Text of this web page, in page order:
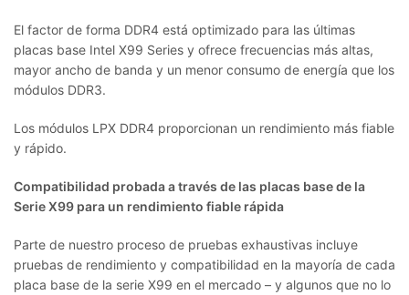
El factor de forma DDR4 está optimizado para las últimas
placas base Intel X99 Series y ofrece frecuencias más altas,
mayor ancho de banda y un menor consumo de energía que los
módulos DDR3.
Los módulos LPX DDR4 proporcionan un rendimiento más fiable
y rápido.
Compatibilidad probada a través de las placas base de la
Serie X99 para un rendimiento fiable rápida
Parte de nuestro proceso de pruebas exhaustivas incluye
pruebas de rendimiento y compatibilidad en la mayoría de cada
placa base de la serie X99 en el mercado – y algunos que no lo